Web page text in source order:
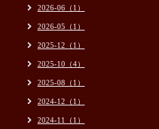
2026-06（1）
2026-05（1）
2025-12（1）
2025-10（4）
2025-08（1）
2024-12（1）
2024-11（1）